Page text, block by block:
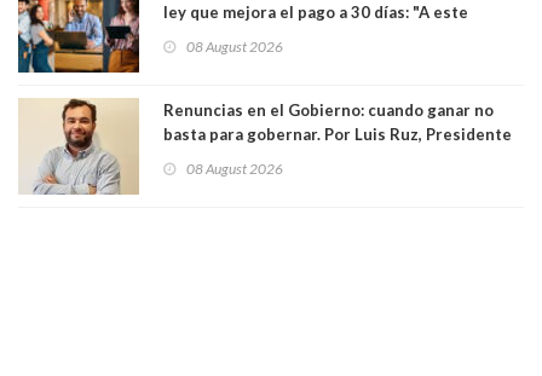
ley que mejora el pago a 30 días: "A este
medianas empresas"
08 August 2026
Renuncias en el Gobierno: cuando ganar no
basta para gobernar. Por Luis Ruz, Presidente
08 August 2026